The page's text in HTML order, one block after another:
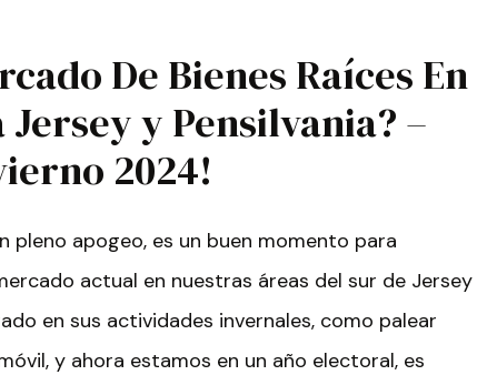
De Bienes Raíces En
Jersey y Pensilvania? –
2024!
pleno apogeo, es un buen momento para
actual en nuestras áreas del sur de Jersey
en sus actividades invernales, como palear
y ahora estamos en un año electoral, es